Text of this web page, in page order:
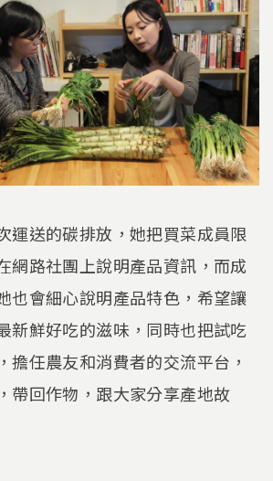
運送的碳排放，她把買菜成員限
網路社團上說明產品資訊，而成
也會細心說明產品特色，希望讓
新鮮好吃的滋味，同時也把試吃
擔任農友和消費者的交流平台，
帶回作物，跟大家分享產地故